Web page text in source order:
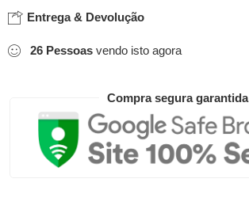
Entrega & Devolução
26 Pessoas vendo isto agora
Compra segura garantida